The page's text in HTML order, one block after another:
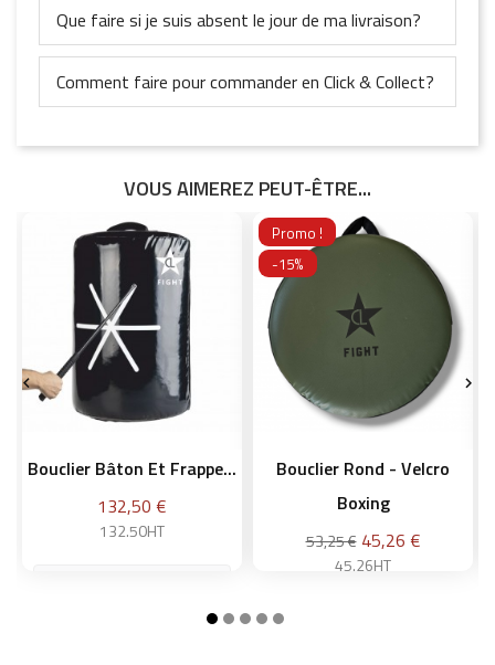
Que faire si je suis absent le jour de ma livraison?
Comment faire pour commander en Click & Collect?
VOUS AIMEREZ PEUT-ÊTRE...
Bouclier Bâton Et Frappe...
Prix
132,50 €
132.50HT
Bouclier Rond - Velcro
Boxing
53,25 € Prix
45,26 €
45.26HT
Promo !
-15%
 